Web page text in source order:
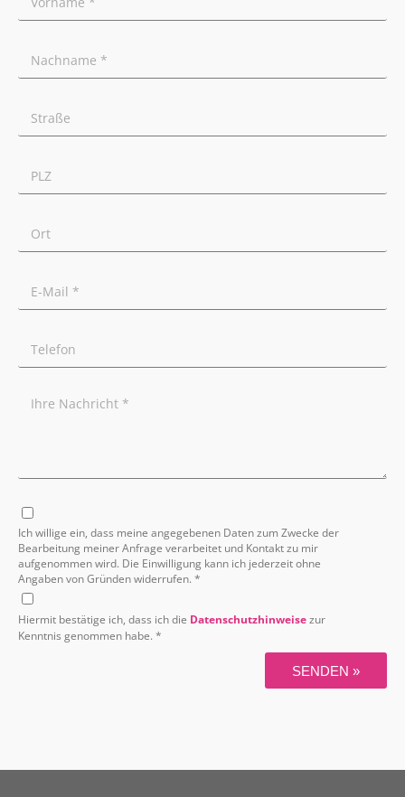
Ich willige ein, dass meine angegebenen Daten zum Zwecke der
Bearbeitung meiner Anfrage verarbeitet und Kontakt zu mir
aufgenommen wird. Die Einwilligung kann ich jederzeit ohne
Angaben von Gründen widerrufen. *
Hiermit bestätige ich, dass ich die Datenschutzhinweisezur
Kenntnis genommen habe. *
SENDEN »